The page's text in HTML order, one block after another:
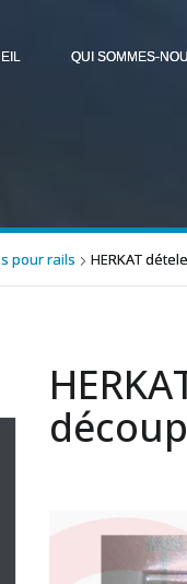
QUI SOMMES-
pour rails HERKAT